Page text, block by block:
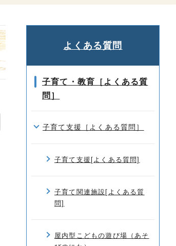
よくある質問
子育て・教育［よくある質
問］
子育て支援［よくある質問］
子育て支援[よくある質問]
子育て関連施設[よくある質
問]
屋内型こどもの遊び場（あそ